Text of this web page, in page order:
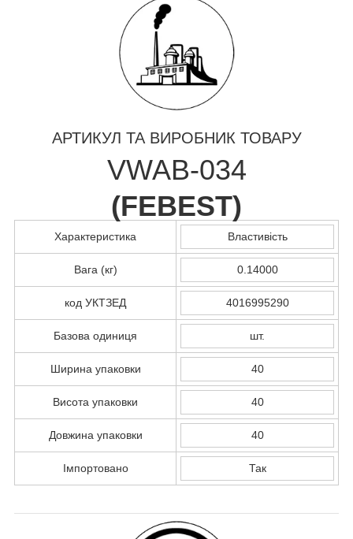
АРТИКУЛ ТА ВИРОБНИК ТОВАРУ
VWAB-034
(FEBEST)
Характеристика Властивість
Вага (кг) 0.14000
код УКТЗЕД 4016995290
Базова одиниця шт.
Ширина упаковки 40
Висота упаковки 40
Довжина упаковки 40
Імпортовано Так